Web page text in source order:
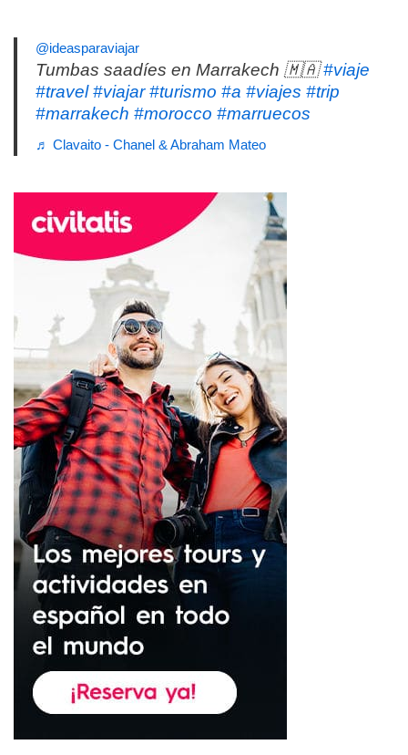
@ideasparaviajar
Tumbas saadíes en Marrakech 🇲🇦#viaje
#travel #viajar #turismo #a #viajes #trip
#marrakech #morocco #marruecos
♬ Clavaito - Chanel & Abraham Mateo